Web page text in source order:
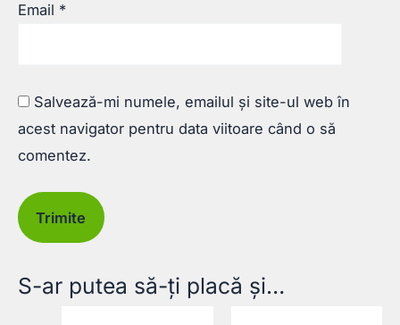
Email *
Salvează-mi numele, emailul și site-ul web în
acest navigator pentru data viitoare când o să
comentez.
S-ar putea să-ți placă și…